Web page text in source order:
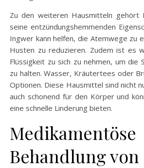
Zu den weiteren Hausmitteln
seine entzündungshemmenden
Ingwer kann helfen, die Atemwege zu
Husten zu reduzieren. Zudem ist es
Flüssigkeit zu sich zu nehmen, um die
zu halten. Wasser, Kräutertees oder
Optionen. Diese Hausmittel sind nicht
auch schonend für den Körper und
eine schnelle Linderung bieten.
Medikamentöse
Behandlung